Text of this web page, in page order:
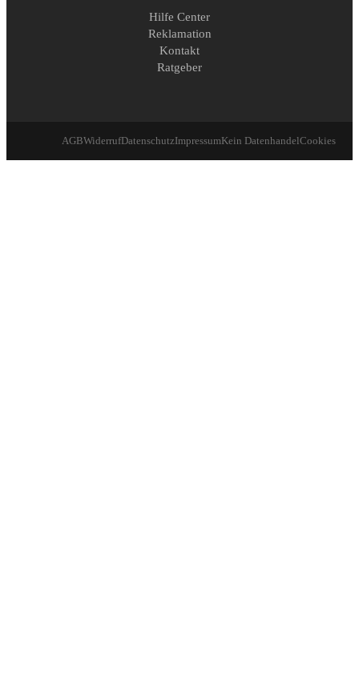
Hilfe Center
Reklamation
Kontakt
Ratgeber
AGBWiderrufDatenschutzImpressumKein DatenhandelCookies